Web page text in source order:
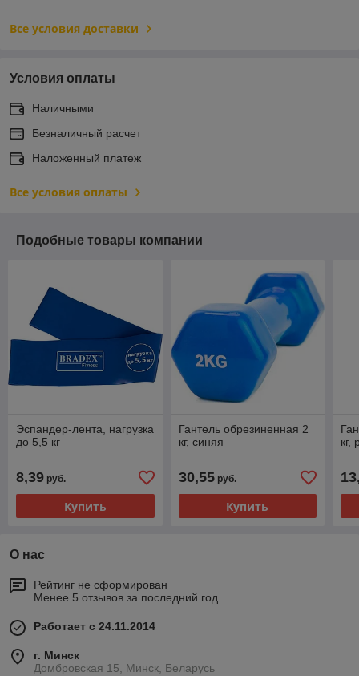
Все условия доставки
Условия оплаты
Наличными
Безналичный расчет
Наложенный платеж
Все условия оплаты
Подобные товары компании
Эспандер-лента, нагрузка
до 5,5 кг
8,39 руб.
Купить
Гантель обрезиненная 2
кг, синяя
30,55руб.
Купить
кг,
О нас
Рейтинг не сформирован
Менее 5 отзывов за последний год
Работает с 24.11.2014
г. Минск
Домбровская 15, Минск, Беларусь